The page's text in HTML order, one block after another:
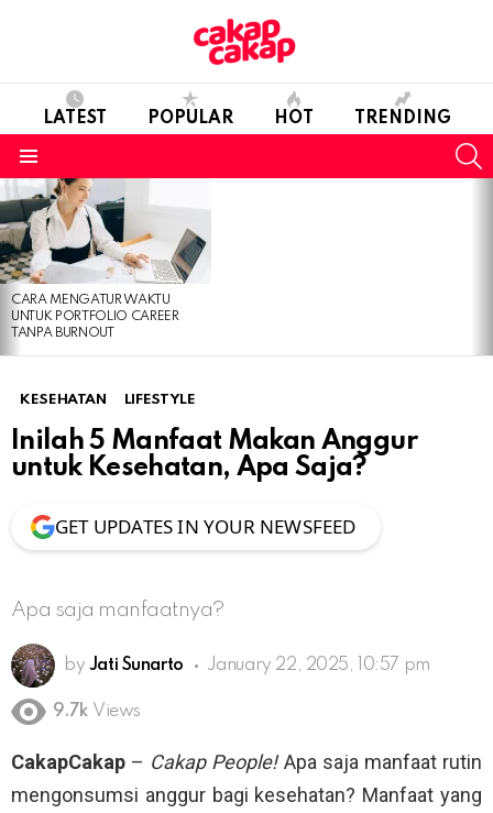
LATEST POPULAR HOT TRENDING
LATEST
STORIES
CARA MENGATUR WAKTU
UNTUK PORTFOLIO CAREER
TANPA BURNOUT
KESEHATAN LIFESTYLE
Inilah 5 Manfaat Makan Anggur
untuk Kesehatan, Apa Saja?
GET UPDATES IN YOUR NEWSFEED
Apa saja manfaatnya?
by Jati Sunarto January 22, 2025, 10:57 pm
9.7k Views
CakapCakap – Cakap People!Apa saja manfaat rutin
mengonsumsi anggur bagi kesehatan? Manfaat yang